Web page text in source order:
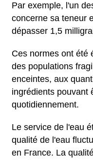
Par exemple, l'un
concerne sa teneur
dépasser 1,5
Ces normes ont été
des populations
enceintes, aux
ingrédients pouvant
quotidiennement.
Le service de l'eau
qualité de l'eau
en France. La